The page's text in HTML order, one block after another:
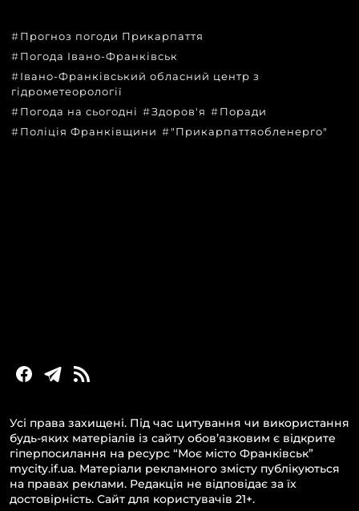
Прогноз погоди Прикарпаття
Погода Івано-Франківськ
Івано-Франківський обласний центр з
гідрометеорології
Погода на сьогодні
Здоров'я
Поради
Поліція Франківщини
"Прикарпаттяобленерго"
Усі права захищені. Під час цитування чи використання
будь-яких матеріалів із сайту обов’язковим є відкрите
гіперпосилання на ресурс “Моє місто Франківськ”
mycity.if.ua. Матеріали рекламного змісту публікуються
на правах реклами. Редакція не відповідає за їх
достовірність. Сайт для користувачів 21+.